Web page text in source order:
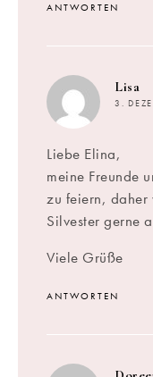
ANTWORTEN
Lisa
3.
Liebe Elina,
meine Freunde
zu feiern, daher
Silvester gerne
Viele Grüße
ANTWORTEN